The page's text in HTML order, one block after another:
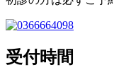
受付時間